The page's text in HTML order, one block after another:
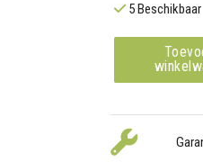
5 Beschikbaar